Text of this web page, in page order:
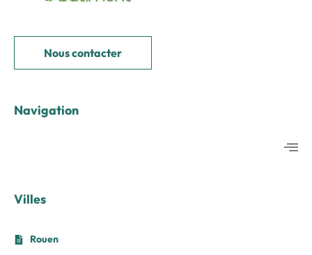
Nous contacter
Navigation
Villes
Rouen